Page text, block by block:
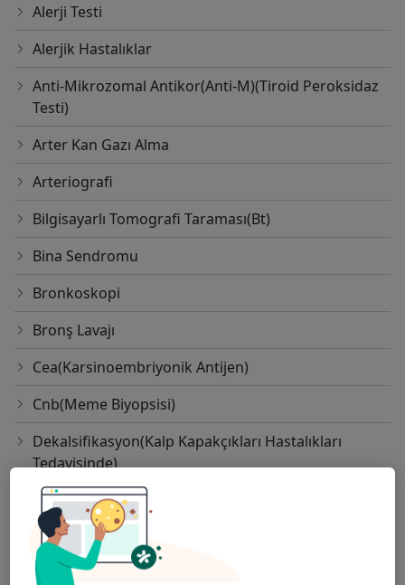
Alerji Testi
Alerjik Hastalıklar
Anti-Mikrozomal Antikor(Anti-M)(Tiroid Peroksidaz
Testi)
Arter Kan Gazı Alma
Arteriografi
Bilgisayarlı Tomografi Taraması(Bt)
Bina Sendromu
Bronkoskopi
Bronş Lavajı
Cea(Karsinoembriyonik Antijen)
Cnb(Meme Biyopsisi)
Dekalsifikasyon(Kalp Kapakçıkları Hastalıkları
Tedavisinde)
Elektron Işınlı Bilgisayarlı Tomografi
Endobronşiyal Ultrasonografi (EBUS)
Endobronşiyal Volum Azalma